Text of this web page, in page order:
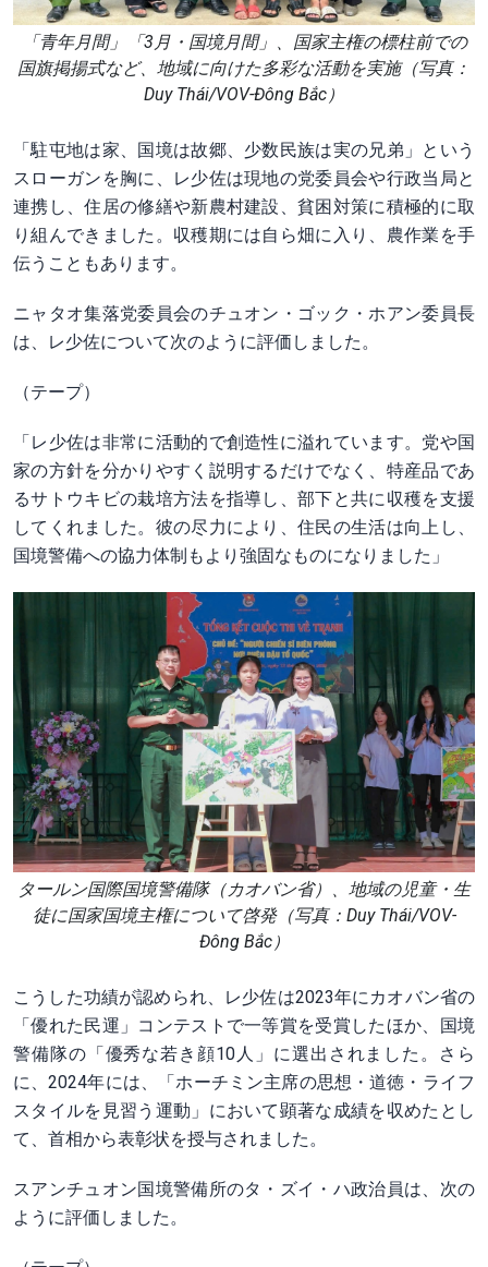
「青年月間」「3月・国境月間」、国家主権の標柱前での
国旗掲揚式など、地域に向けた多彩な活動を実施（写真：
Duy Thái/VOV-Đông Bắc）
「駐屯地は家、国境は故郷、少数民族は実の兄弟」という
スローガンを胸に、レ少佐は現地の党委員会や行政当局と
連携し、住居の修繕や新農村建設、貧困対策に積極的に取
り組んできました。収穫期には自ら畑に入り、農作業を手
伝うこともあります。
ニャタオ集落党委員会のチュオン・ゴック・ホアン委員長
は、レ少佐について次のように評価しました。
（テープ）
「レ少佐は非常に活動的で創造性に溢れています。党や国
家の方針を分かりやすく説明するだけでなく、特産品であ
るサトウキビの栽培方法を指導し、部下と共に収穫を支援
してくれました。彼の尽力により、住民の生活は向上し、
国境警備への協力体制もより強固なものになりました」
タールン国際国境警備隊（カオバン省）、地域の児童・生
徒に国家国境主権について啓発（写真：Duy Thái/VOV-
Đông Bắc）
こうした功績が認められ、レ少佐は2023年にカオバン省の
「優れた民運」コンテストで一等賞を受賞したほか、国境
警備隊の「優秀な若き顔10人」に選出されました。さら
に、2024年には、「ホーチミン主席の思想・道徳・ライフ
スタイルを見習う運動」において顕著な成績を収めたとし
て、首相から表彰状を授与されました。
スアンチュオン国境警備所のタ・ズイ・ハ政治員は、次の
ように評価しました。